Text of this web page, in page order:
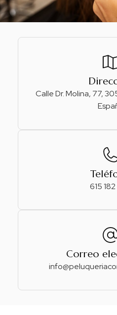
Calle Dr. Molina, 77,
615
Correo
info@